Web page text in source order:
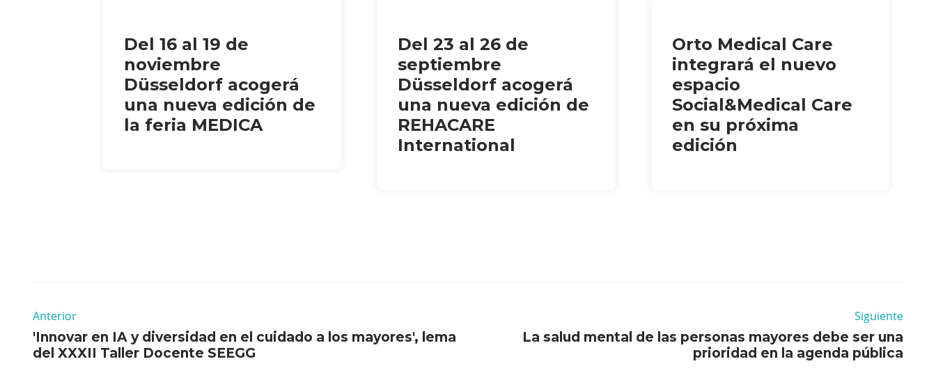
Del 16 al 19 de
noviembre
Düsseldorf acogerá
una nueva edición de
la feria MEDICA
Del 23 al 26 de
septiembre
Düsseldorf acogerá
una nueva edición de
REHACARE
International
Orto Medical Care
integrará el nuevo
espacio
Social&Medical Care
en su próxima
edición
Anterior
'Innovar en IA y diversidad en el cuidado a los mayores', lema
del XXXII Taller Docente SEEGG
Siguiente
La salud mental de las personas mayores debe ser una
prioridad en la agenda pública